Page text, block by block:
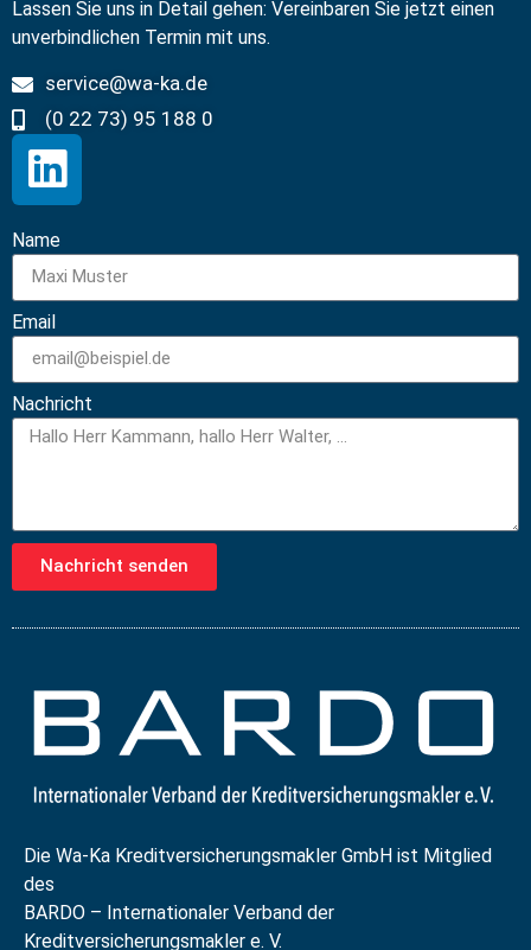
Lassen Sie uns in Detail gehen: Vereinbaren Sie jetzt einen
unverbindlichen Termin mit uns.
service@wa-ka.de
(0 22 73) 95 188 0
Name
Email
Nachricht
Nachricht senden
Die Wa-Ka Kreditversicherungsmakler GmbH ist Mitglied
des
BARDO – Internationaler Verband der
Kreditversicherungsmakler e. V.